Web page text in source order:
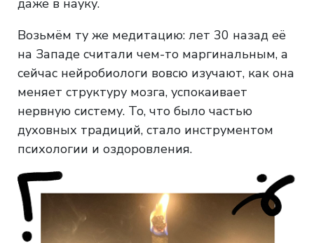
Возьмём ту же медитацию: лет 30 назад её
на Западе считали чем-то маргинальным, а
сейчас нейробиологи вовсю изучают, как она
меняет структуру мозга, успокаивает
нервную систему. То, что было частью
духовных традиций, стало инструментом
психологии и оздоровления.